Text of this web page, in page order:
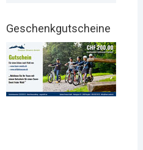
Geschenkgutscheine